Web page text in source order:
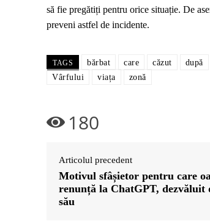
să fie pregătiți pentru orice situație. De
preveni astfel de incidente.
TAGS bărbat care căzut după
Vârfului
viața zonă
180
Articolul precedent
Motivul sfâșietor pentru care
renunță la ChatGPT, dezvăluit
său